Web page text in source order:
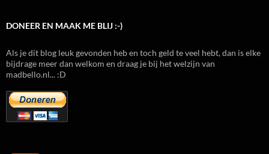
DONEER EN MAAK ME BLIJ :-)
Als je dit blog leuk gevonden heb en toch geld te veel hebt, dan is elke
bijdrage meer dan welkom en draag je bij het welzijn van
madbello.nl... :D